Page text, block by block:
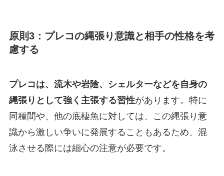
原則3：プレコの縄張り意識と相手の性格を考
慮する
プレコは、流木や岩陰、シェルターなどを自身の
縄張りとして強く主張する習性があります。特に
同種間や、他の底棲魚に対しては、この縄張り意
識から激しい争いに発展することもあるため、混
泳させる際には細心の注意が必要です。